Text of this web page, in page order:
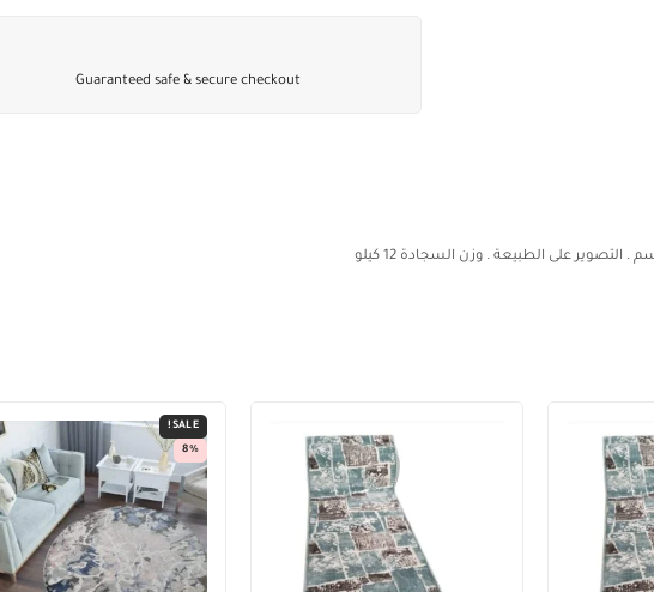
Guaranteed safe & secure checkout
SALE!
8%